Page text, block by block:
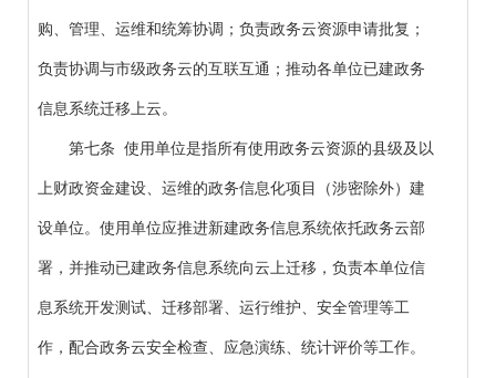
购、管理、运维和统筹协调；负责政务云资源申请批复；
负责协调与市级政务云的互联互通；推动各单位已建政务
信息系统迁移上云。
第七条 使用单位是指所有使用政务云资源的县级及以
上财政资金建设、运维的政务信息化项目（涉密除外）建
设单位。使用单位应推进新建政务信息系统依托政务云部
署，并推动已建政务信息系统向云上迁移，负责本单位信
息系统开发测试、迁移部署、运行维护、安全管理等工
作，配合政务云安全检查、应急演练、统计评价等工作。